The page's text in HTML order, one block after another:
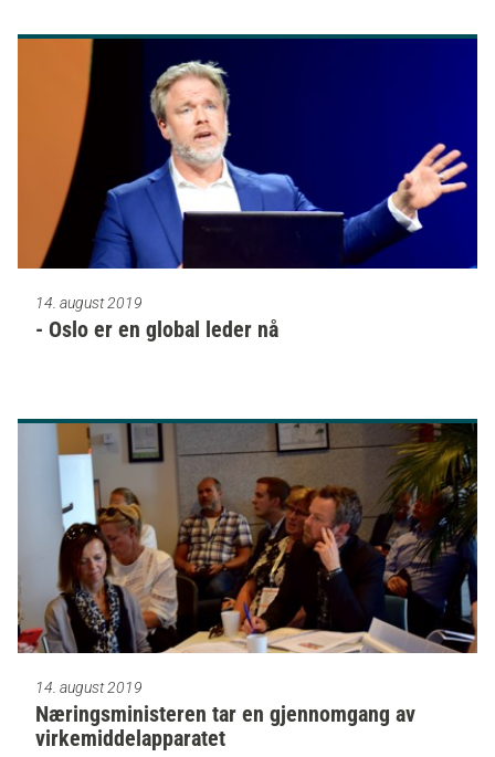
14. august 2019
- Oslo er en global leder nå
14. august 2019
Næringsministeren tar en gjennomgang av
virkemiddelapparatet